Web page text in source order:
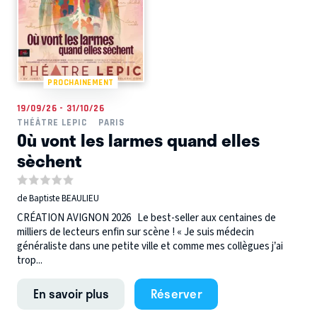
PROCHAINEMENT
19/09/26 - 31/10/26
THÉÂTRE LEPIC
PARIS
Où vont les larmes quand elles
sèchent
de Baptiste BEAULIEU
CRÉATION AVIGNON 2026 Le best-seller aux centaines de
milliers de lecteurs enfin sur scène ! « Je suis médecin
généraliste dans une petite ville et comme mes collègues j’ai
trop...
En savoir plus Réserver